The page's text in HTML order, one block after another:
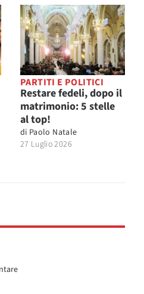
PARTITI E POLITICI
Restare fedeli, dopo il
matrimonio: 5 stelle
al top!
di Paolo Natale
27 Luglio 2026